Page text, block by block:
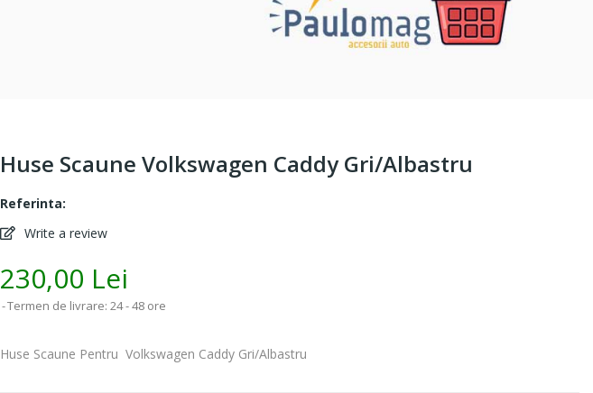
Huse Scaune Volkswagen Caddy Gri/Albastru
Referinta:
Write a review
230,00 Lei
Termen de livrare: 24 - 48 ore
Huse Scaune Pentru Volkswagen Caddy Gri/Albastru